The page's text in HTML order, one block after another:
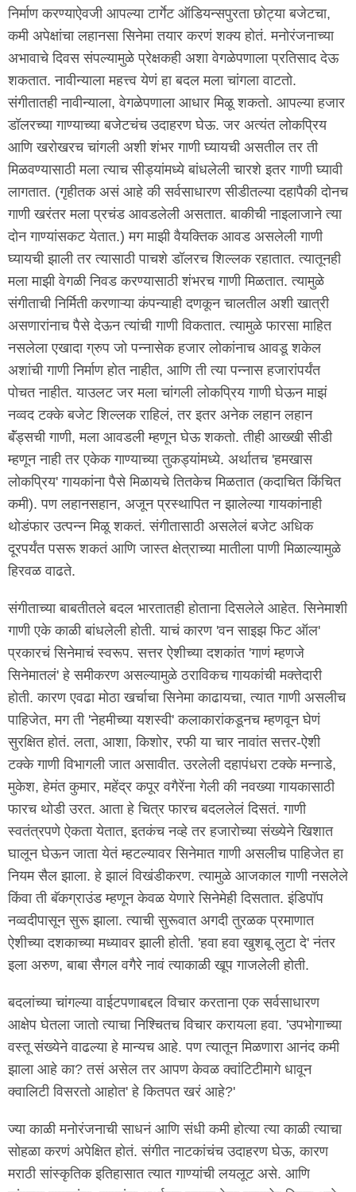
निर्माण करण्याऐवजी आपल्या टार्गेट ऑडियन्सपुरता छोट्या बजेटचा,
कमी अपेक्षांचा लहानसा सिनेमा तयार करणं शक्य होतं. मनोरंजनाच्या
अभावाचे दिवस संपल्यामुळे प्रेक्षकही अशा वेगळेपणाला प्रतिसाद देऊ
शकतात. नावीन्याला महत्त्व येणं हा बदल मला चांगला वाटतो.
संगीतातही नावीन्याला, वेगळेपणाला आधार मिळू शकतो. आपल्या हजार
डॉलरच्या गाण्याच्या बजेटचंच उदाहरण घेऊ. जर अत्यंत लोकप्रिय
आणि खरोखरच चांगली अशी शंभर गाणी घ्यायची असतील तर ती
मिळवण्यासाठी मला त्याच सीड्यांमध्ये बांधलेली चारशे इतर गाणी घ्यावी
लागतात. (गृहीतक असं आहे की सर्वसाधारण सीडीतल्या दहापैकी दोनच
गाणी खरंतर मला प्रचंड आवडलेली असतात. बाकीची नाइलाजाने त्या
दोन गाण्यांसकट येतात.) मग माझी वैयक्तिक आवड असलेली गाणी
घ्यायची झाली तर त्यासाठी पाचशे डॉलरच शिल्लक रहातात. त्यातूनही
मला माझी वेगळी निवड करण्यासाठी शंभरच गाणी मिळतात. त्यामुळे
संगीताची निर्मिती करणाऱ्या कंपन्याही दणकून चालतील अशी खात्री
असणारांनाच पैसे देऊन त्यांची गाणी विकतात. त्यामुळे फारसा माहित
नसलेला एखादा ग्रुप जो पन्नासेक हजार लोकांनाच आवडू शकेल
अशांची गाणी निर्माण होत नाहीत, आणि ती त्या पन्नास हजारांपर्यंत
पोचत नाहीत. याउलट जर मला चांगली लोकप्रिय गाणी घेऊन माझं
नव्वद टक्के बजेट शिल्लक राहिलं, तर इतर अनेक लहान लहान
बॅंड्सची गाणी, मला आवडली म्हणून घेऊ शकतो. तीही आख्खी सीडी
म्हणून नाही तर एकेक गाण्याच्या तुकड्यांमध्ये. अर्थातच 'हमखास
लोकप्रिय' गायकांना पैसे मिळायचे तितकेच मिळतात (कदाचित किंचित
कमी). पण लहानसहान, अजून प्रस्थापित न झालेल्या गायकांनाही
थोडंफार उत्पन्न मिळू शकतं. संगीतासाठी असलेलं बजेट अधिक
दूरपर्यंत पसरू शकतं आणि जास्त क्षेत्राच्या मातीला पाणी मिळाल्यामुळे
हिरवळ वाढते.
संगीताच्या बाबतीतले बदल भारतातही होताना दिसलेले आहेत. सिनेमाशी
गाणी एके काळी बांधलेली होती. याचं कारण 'वन साइझ फिट ऑल'
प्रकारचं सिनेमाचं स्वरूप. सत्तर ऐशीच्या दशकांत 'गाणं म्हणजे
सिनेमातलं' हे समीकरण असल्यामुळे ठराविकच गायकांची मक्तेदारी
होती. कारण एवढा मोठा खर्चाचा सिनेमा काढायचा, त्यात गाणी असलीच
पाहिजेत, मग ती 'नेहमीच्या यशस्वी' कलाकारांकडूनच म्हणवून घेणं
सुरक्षित होतं. लता, आशा, किशोर, रफी या चार नावांत सत्तर-ऐशी
टक्के गाणी विभागली जात असावीत. उरलेली दहापंधरा टक्के मन्नाडे,
मुकेश, हेमंत कुमार, महेंद्र कपूर वगैरेंना गेली की नवख्या गायकासाठी
फारच थोडी उरत. आता हे चित्र फारच बदललेलं दिसतं. गाणी
स्वतंत्रपणे ऐकता येतात, इतकंच नव्हे तर हजारोच्या संख्येने खिशात
घालून घेऊन जाता येतं म्हटल्यावर सिनेमात गाणी असलीच पाहिजेत हा
नियम सैल झाला. हे झालं विखंडीकरण. त्यामुळे आजकाल गाणी नसलेले
किंवा ती बॅकग्राउंड म्हणून केवळ येणारे सिनेमेही दिसतात. इंडिपॉप
नव्वदीपासून सुरू झाला. त्याची सुरूवात अगदी तुरळक प्रमाणात
ऐशीच्या दशकाच्या मध्यावर झाली होती. 'हवा हवा खुशबू लुटा दे' नंतर
इला अरुण, बाबा सैगल वगैरे नावं त्याकाळी खूप गाजलेली होती.
बदलांच्या चांगल्या वाईटपणाबद्दल विचार करताना एक सर्वसाधारण
आक्षेप घेतला जातो त्याचा निश्चितच विचार करायला हवा. 'उपभोगाच्या
वस्तू संख्येने वाढल्या हे मान्यच आहे. पण त्यातून मिळणारा आनंद कमी
झाला आहे का? तसं असेल तर आपण केवळ क्वांटिटीमागे धावून
क्वालिटी विसरतो आहोत' हे कितपत खरं आहे?'
ज्या काळी मनोरंजनाची साधनं आणि संधी कमी होत्या त्या काळी त्याचा
सोहळा करणं अपेक्षित होतं. संगीत नाटकांचंच उदाहरण घेऊ, कारण
मराठी सांस्कृतिक इतिहासात त्यात गाण्यांची लयलूट असे. आणि